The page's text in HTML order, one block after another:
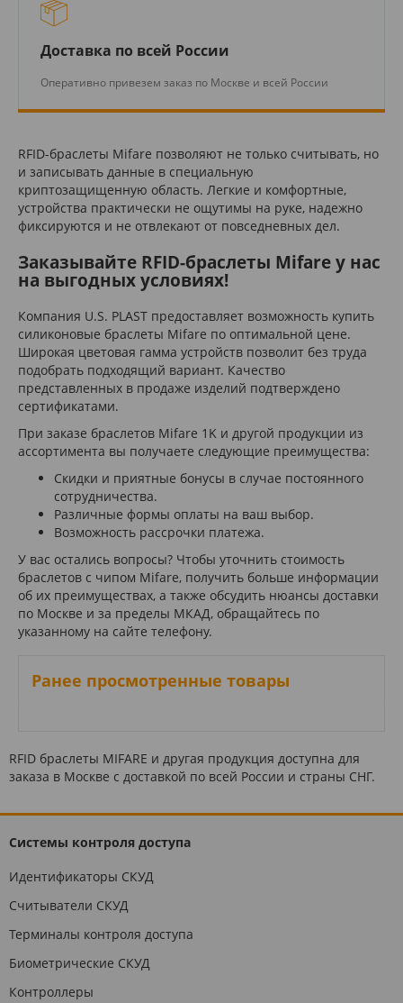
Доставка по всей России
Оперативно привезем заказ по Москве и всей России
RFID-браслеты Mifare позволяют не только считывать, но
и записывать данные в специальную
криптозащищенную область. Легкие и комфортные,
устройства практически не ощутимы на руке, надежно
фиксируются и не отвлекают от повседневных дел.
Заказывайте RFID-браслеты Mifare у нас
на выгодных условиях!
Компания U.S. PLAST предоставляет возможность купить
силиконовые браслеты Mifare по оптимальной цене.
Широкая цветовая гамма устройств позволит без труда
подобрать подходящий вариант. Качество
представленных в продаже изделий подтверждено
сертификатами.
При заказе браслетов Mifare 1K и другой продукции из
ассортимента вы получаете следующие преимущества:
Скидки и приятные бонусы в случае постоянного
сотрудничества.
Различные формы оплаты на ваш выбор.
Возможность рассрочки платежа.
У вас остались вопросы? Чтобы уточнить стоимость
браслетов с чипом Mifare, получить больше информации
об их преимуществах, а также обсудить нюансы доставки
по Москве и за пределы МКАД, обращайтесь по
указанному на сайте телефону.
Ранее просмотренные товары
RFID браслеты MIFARE и другая продукция доступна для
заказа в Москве с доставкой по всей России и страны СНГ.
Системы контроля доступа
Идентификаторы СКУД
Считыватели СКУД
Терминалы контроля доступа
Биометрические СКУД
Контроллеры